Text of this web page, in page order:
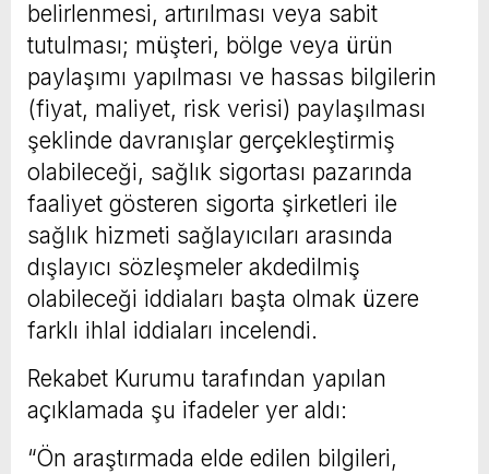
belirlenmesi, artırılması veya sabit
tutulması; müşteri, bölge veya ürün
paylaşımı yapılması ve hassas bilgilerin
(fiyat, maliyet, risk verisi) paylaşılması
şeklinde davranışlar gerçekleştirmiş
olabileceği, sağlık sigortası pazarında
faaliyet gösteren sigorta şirketleri ile
sağlık hizmeti sağlayıcıları arasında
dışlayıcı sözleşmeler akdedilmiş
olabileceği iddiaları başta olmak üzere
farklı ihlal iddiaları incelendi.
Rekabet Kurumu tarafından yapılan
açıklamada şu ifadeler yer aldı:
“Ön araştırmada elde edilen bilgileri,